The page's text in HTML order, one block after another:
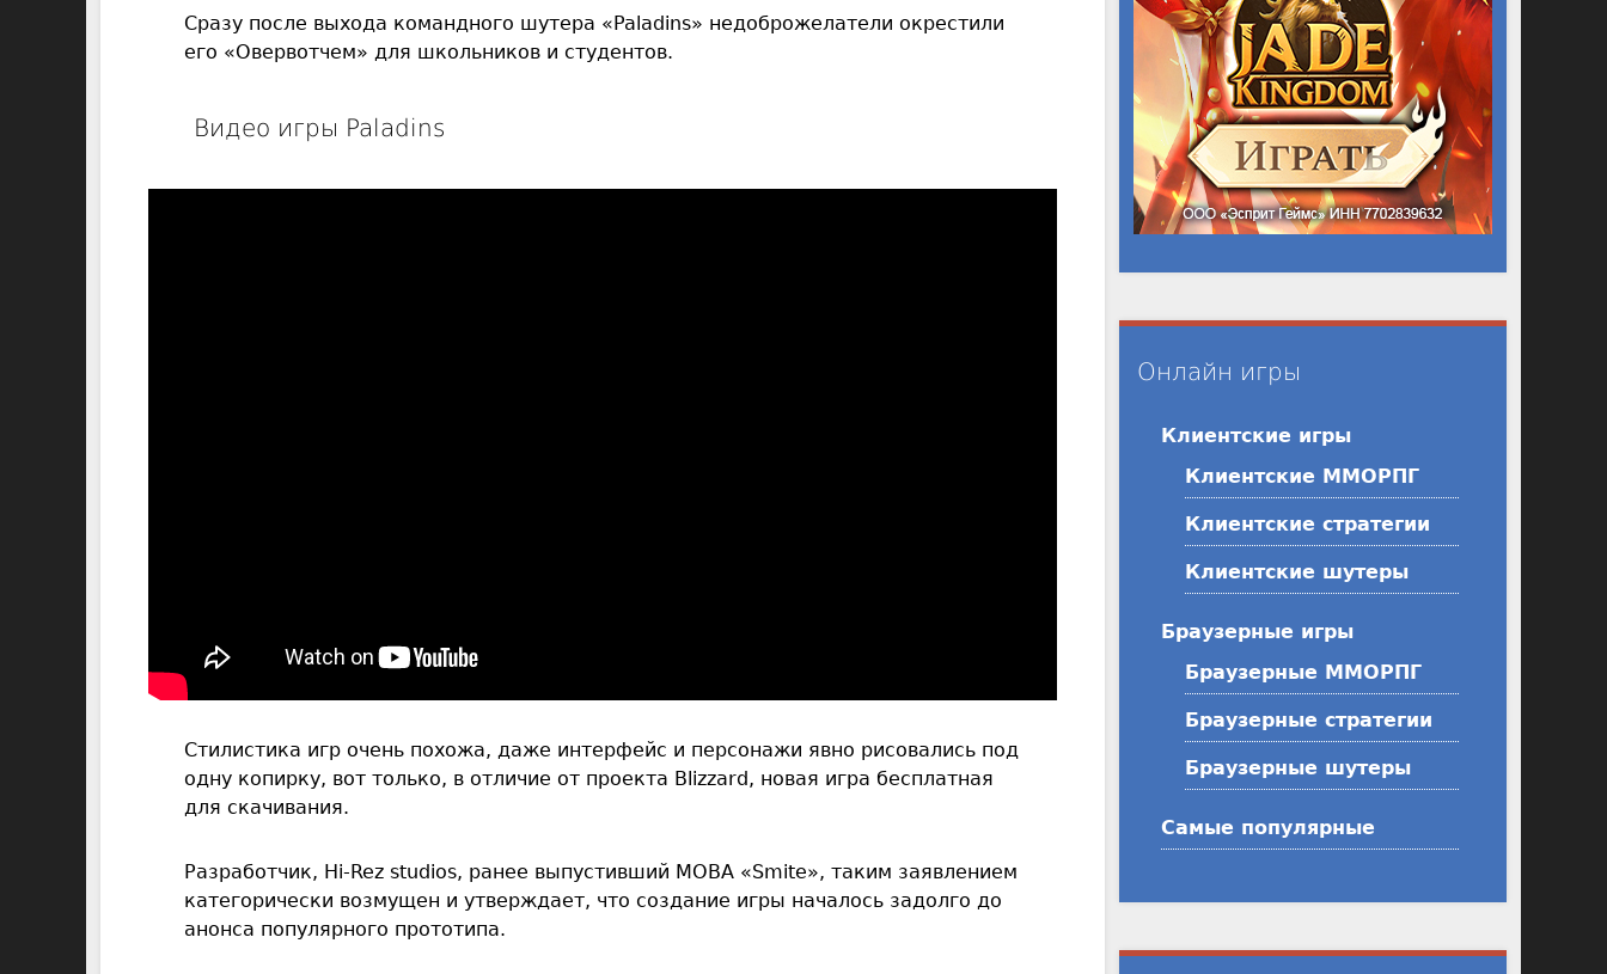
Сразу после выхода командного шутера «Paladins» недоброжелатели окрестили
его «Овервотчем» для школьников и студентов.
Видео игры Paladins
Стилистика игр очень похожа, даже интерфейс и персонажи явно рисовались под
одну копирку, вот только, в отличие от проекта Blizzard, новая игра бесплатная
для скачивания.
Разработчик, Hi-Rez studios, ранее выпустивший MOBA «Smite», таким заявлением
категорически возмущен и утверждает, что создание игры началось задолго до
анонса популярного прототипа.
Онлайн игры
Клиентские игры
Клиентские ММОРПГ
Клиентские стратегии
Клиентские шутеры
Браузерные игры
Браузерные ММОРПГ
Браузерные стратегии
Браузерные шутеры
Самые популярные